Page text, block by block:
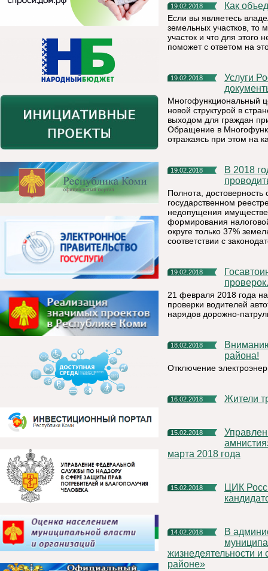
19.02.2018 Как
Если вы являетесь
земельных участков, то
участок и что для этого
поможет с ответом на
19.02.2018
Услуги Росреестра в Многофункциональном центре «Мои
Многофункциональный
новой структурой в
выходом для граждан
Обращение в
отражаясь при этом на
19.02.2018
В 2018 году впервые на территории Республики Коми будут
Полнота,
государственном
недопущения
формирования
округе только 37%
соответствии с
19.02.2018
Госавтоинспекторы проверят водителей во время массовых
проверок.
21 февраля 2018 года
проверки водителей
нарядов дорожно-
18.02.2018
Вниманию жителей и руководителям Княжпогостского
района!
Отключение
16.02.2018 Жители
15.02.2018
Управление Росреестра по Республике Коми: «дачная
марта 2018 года
15.02.2018
ЦИК России утвердит график предвыборных дебатов
14.02.2018
В администрации МР «Княжпогостский» утверждена
жизнедеятельности
районе»